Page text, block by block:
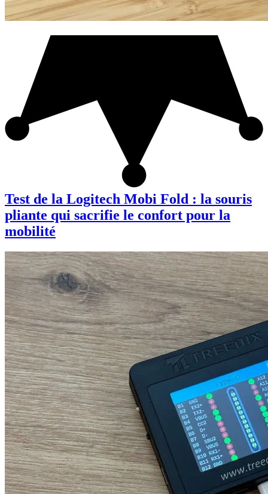
Test de la Logitech Mobi Fold : la souris
pliante qui sacrifie le confort pour la
mobilité